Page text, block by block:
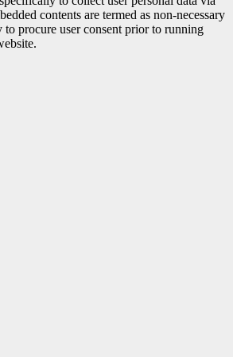
contents are termed as non-necessary
to procure user consent prior to running